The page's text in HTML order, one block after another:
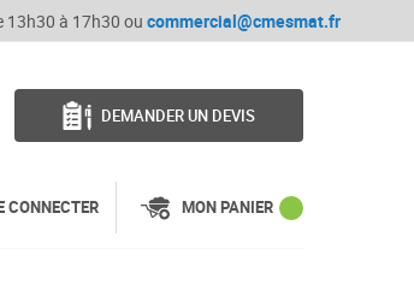
13h30 à 17h30 ou commercial@cmesmat.fr
DEMANDER UN DEVIS
CONNECTER MON PANIER